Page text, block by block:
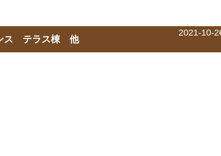
ンス テラス棟 他
2021-10-